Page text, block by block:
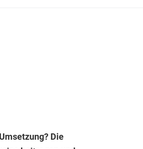
Die